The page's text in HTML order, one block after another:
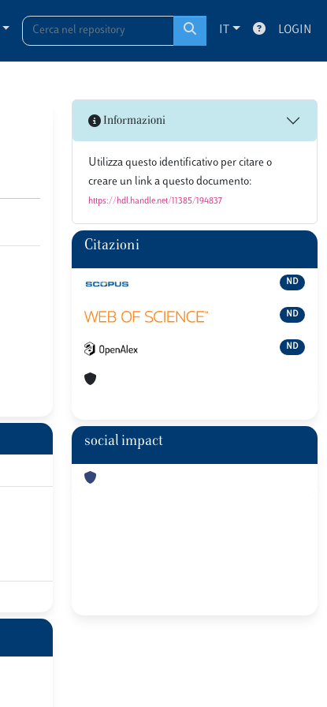
IT LOGIN
Informazioni
Utilizza questo identificativo per citare o
creare un link a questo documento:
https://hdl.handle.net/11385/194837
Citazioni
ND
ND
ND
social impact